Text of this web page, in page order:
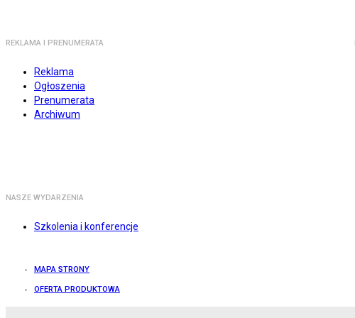
REKLAMA I PRENUMERATA
Reklama
Ogłoszenia
Prenumerata
Archiwum
NASZE WYDARZENIA
Szkolenia i konferencje
MAPA STRONY
OFERTA PRODUKTOWA